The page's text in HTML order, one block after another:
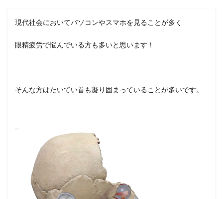
現代社会においてパソコンやスマホを見ることが多く
眼精疲労で悩んでいる方も多いと思います！
そんな方はたいてい首も凝り固まっていることが多いです。